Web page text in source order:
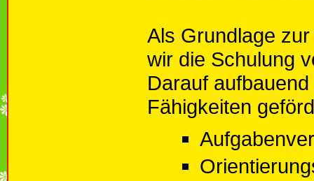
Als Grundlage
wir die Schulung
Darauf
Fähigkeiten